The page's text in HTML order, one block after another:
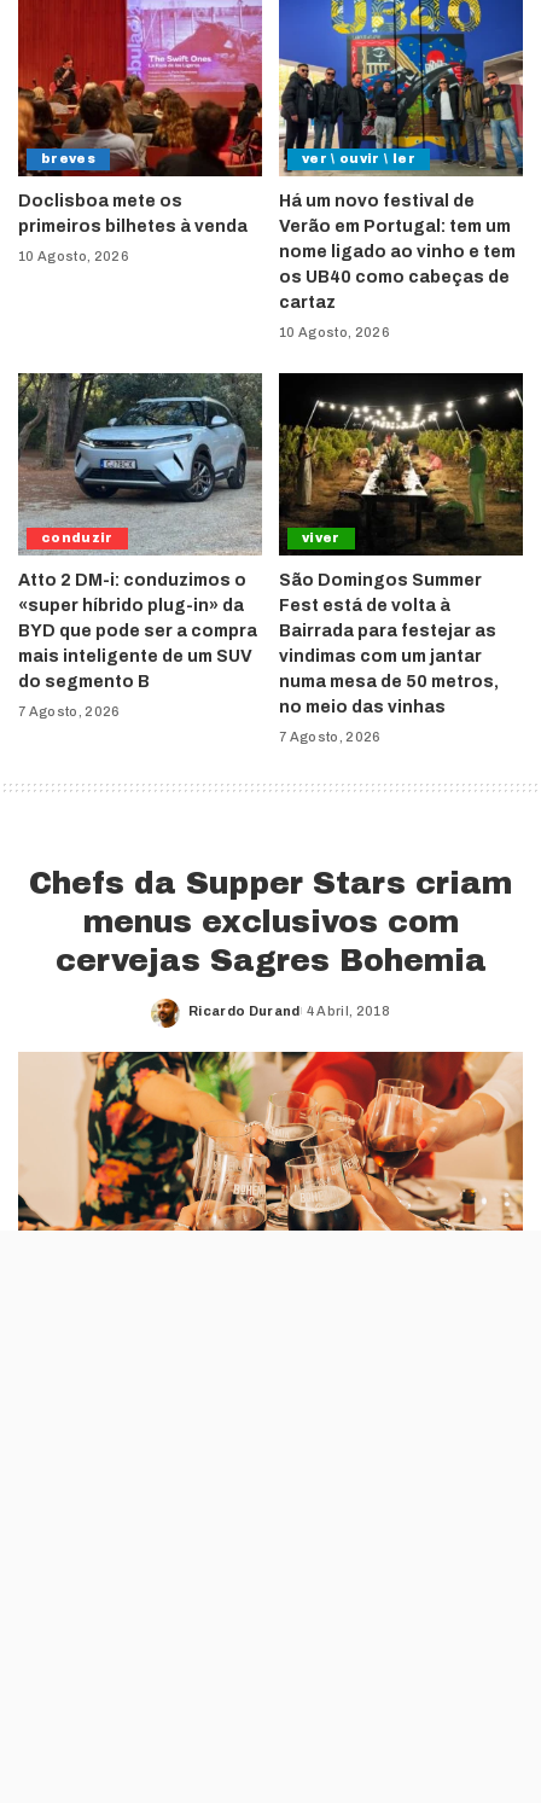
breves
Doclisboa mete os
primeiros bilhetes à venda
10 Agosto, 2026
ver \ ouvir \ ler
Há um novo festival de
Verão em Portugal: tem um
nome ligado ao vinho e tem
os UB40 como cabeças de
cartaz
10 Agosto, 2026
conduzir
Atto 2 DM-i: conduzimos o
«super híbrido plug-in» da
BYD que pode ser a compra
mais inteligente de um SUV
do segmento B
7 Agosto, 2026
viver
São Domingos Summer
Fest está de volta à
Bairrada para festejar as
vindimas com um jantar
numa mesa de 50 metros,
no meio das vinhas
7 Agosto, 2026
Chefs da Supper Stars criam
menus exclusivos com
cervejas Sagres Bohemia
Posted
Ricardo Durand 4 Abril, 2018